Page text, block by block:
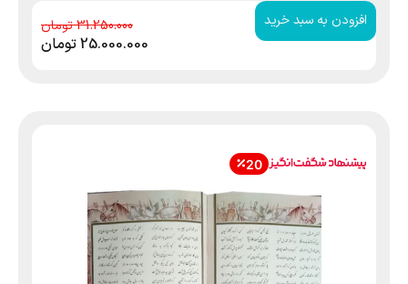
افزودن به سبد خرید 31.250.000
25.000.000تومان
20